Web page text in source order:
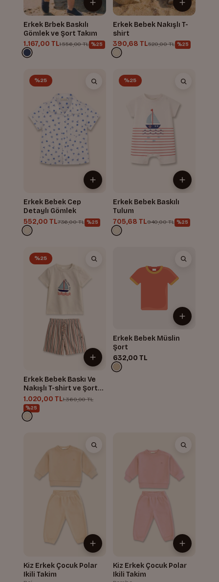
Erkek Brbek Baskılı
Gömlek ve Şort Takım
1.167,00 TL1.556,00 TL %25
Erkek Bebek Nakışlı T-
shirt
390,68 TL520,00 TL %25
%25
Erkek Bebek Cep
Detaylı Gömlek
552,00 TL736,00 TL %25
%25
Erkek Bebek Baskılı
Tulum
705,68 TL940,00 TL %25
%25
Erkek Bebek Baskı Ve
Nakışlı T-shirt ve Şort
Takım
1.020,00 TL1.360,00 TL
%25
Erkek Bebek Müslin
Şort
632,00 TL
Kiz Erkek Çocuk Polar
Ikili Takim
Kiz Erkek Çocuk Polar
Ikili Takim